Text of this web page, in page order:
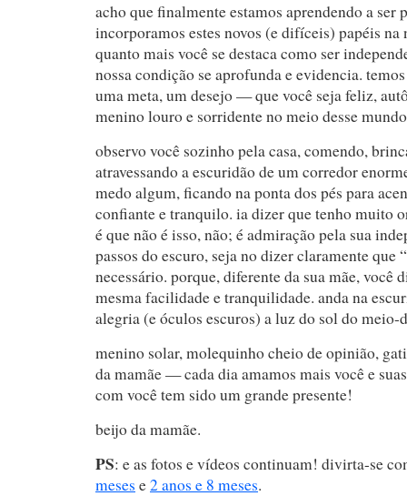
acho que finalmente estamos aprendendo a ser
incorporamos estes novos (e difíceis) papéis na
quanto mais você se destaca como ser
nossa condição se aprofunda e evidencia.
uma meta, um desejo — que você seja feliz,
menino louro e sorridente no meio desse
observo você sozinho pela casa, comendo,
atravessando a escuridão de um corredor
medo algum, ficando na ponta dos pés para
confiante e tranquilo. ia dizer que tenho muito
é que não é isso, não; é admiração pela sua
passos do escuro, seja no dizer claramente que
necessário. porque, diferente da sua mãe, você
mesma facilidade e tranquilidade. anda na
alegria (e óculos escuros) a luz do sol do meio-
menino solar, molequinho cheio de opinião,
da mamãe — cada dia amamos mais você e
com você tem sido um grande presente!
beijo da mamãe.
PS: e as fotos e vídeos continuam! divirta-se
meses e2 anos e 8 meses.